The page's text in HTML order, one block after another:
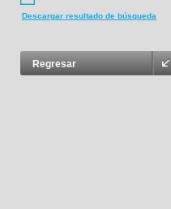
Descargar resultado de búsqueda
Regresar